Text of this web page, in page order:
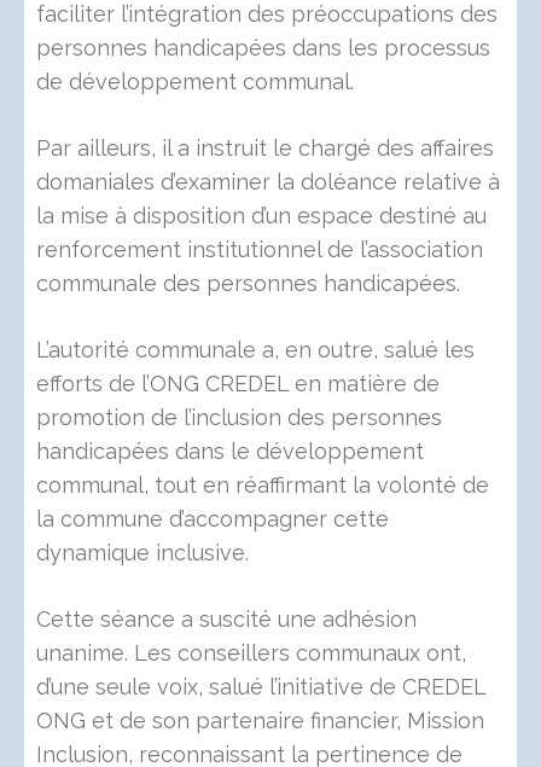
faciliter l’intégration des préoccupations des
personnes handicapées dans les processus
de développement communal.
Par ailleurs, il a instruit le chargé des affaires
domaniales d’examiner la doléance relative à
la mise à disposition d’un espace destiné au
renforcement institutionnel de l’association
communale des personnes handicapées.
L’autorité communale a, en outre, salué les
efforts de l’ONG CREDEL en matière de
promotion de l’inclusion des personnes
handicapées dans le développement
communal, tout en réaffirmant la volonté de
la commune d’accompagner cette
dynamique inclusive.
Cette séance a suscité une adhésion
unanime. Les conseillers communaux ont,
d’une seule voix, salué l’initiative de CREDEL
ONG et de son partenaire financier, Mission
Inclusion, reconnaissant la pertinence de